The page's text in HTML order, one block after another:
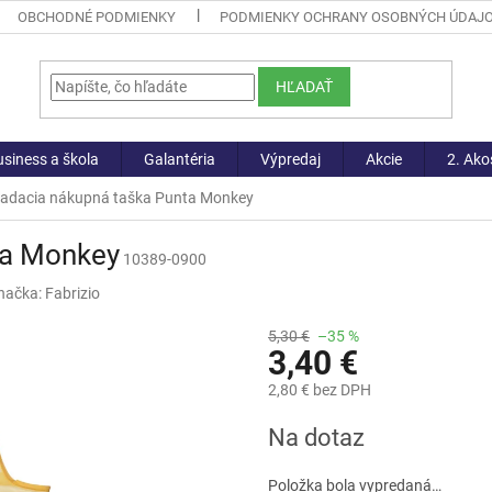
OBCHODNÉ PODMIENKY PODMIENKY OCHRANY OSOBNÝCH
HĽADAŤ
a škola Galantéria Výpredaj Akcie 2.
nákupná taška Punta Monkey
Monkey 10389-0900
Fabrizio
5,30 € –35 %
3,40 €
2,80 € bez DPH
cena:
Na dotaz
Položka bola vypredaná…